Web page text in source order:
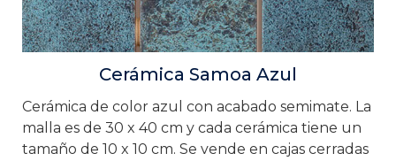
Cerámica Samoa Azul
Cerámica de color azul con acabado semimate. La
malla es de 30 x 40 cm y cada cerámica tiene un
tamaño de 10 x 10 cm. Se vende en cajas cerradas